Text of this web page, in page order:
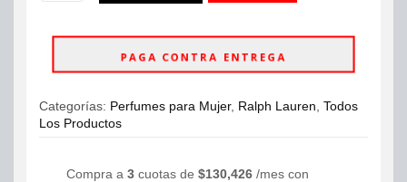
Parfum
Mujer
cantidad
PAGA CONTRA ENTREGA
Categorías: Perfumes para Mujer, Ralph Lauren Todos
Los Productos
Compra a 3 cuotas de $130,426 /mes con